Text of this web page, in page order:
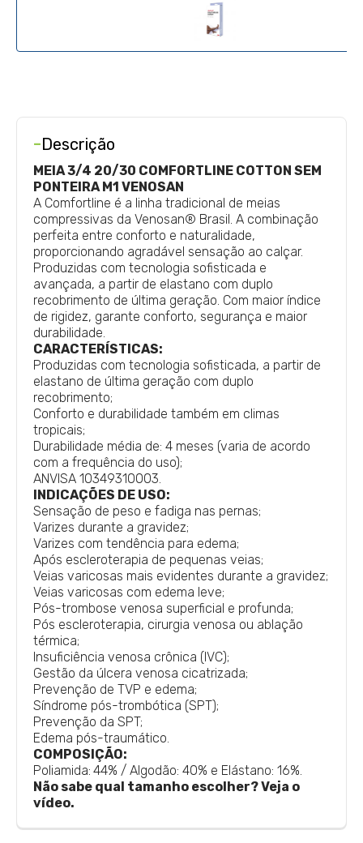
-Descrição
MEIA 3/4 20/30 COMFORTLINE COTTON SEM
PONTEIRA M1 VENOSAN
A Comfortline é a linha tradicional de meias
compressivas da Venosan® Brasil. A combinação
perfeita entre conforto e naturalidade,
proporcionando agradável sensação ao calçar.
Produzidas com tecnologia sofisticada e
avançada, a partir de elastano com duplo
recobrimento de última geração. Com maior índice
de rigidez, garante conforto, segurança e maior
durabilidade.
CARACTERÍSTICAS:
Produzidas com tecnologia sofisticada, a partir de
elastano de última geração com duplo
recobrimento;
Conforto e durabilidade também em climas
tropicais;
Durabilidade média de: 4 meses (varia de acordo
com a frequência do uso);
ANVISA 10349310003.
INDICAÇÕES DE USO:
Sensação de peso e fadiga nas pernas;
Varizes durante a gravidez;
Varizes com tendência para edema;
Após escleroterapia de pequenas veias;
Veias varicosas mais evidentes durante a gravidez;
Veias varicosas com edema leve;
Pós-trombose venosa superficial e profunda;
Pós escleroterapia, cirurgia venosa ou ablação
térmica;
Insuficiência venosa crônica (IVC);
Gestão da úlcera venosa cicatrizada;
Prevenção de TVP e edema;
Síndrome pós-trombótica (SPT);
Prevenção da SPT;
Edema pós-traumático.
COMPOSIÇÃO:
Poliamida: 44% / Algodão: 40% e Elástano: 16%.
Não sabe qual tamanho escolher? Veja o
vídeo.